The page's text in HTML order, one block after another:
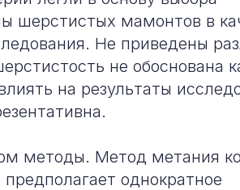
шерстистых мамонтов в
Не приведены
не обоснована
на результаты
методы. Метод метания
однократное